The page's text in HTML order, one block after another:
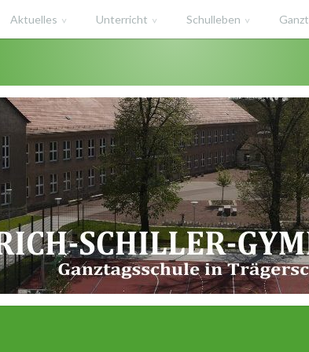
Aktuelles Unterricht Schulleben